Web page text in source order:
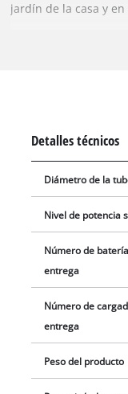
jardín de la casa y
no debe
recargables de alto
disponibles por
de iniciación. La
tubo de soplador
producto, no
soplado, hay un
electrónica permite
mango ergonómico
ajustable hacen que
especialmente
Detalles técnicos
Diámetro de la
Nivel de potencia
Número de
entrega
Número de
entrega
Peso del producto